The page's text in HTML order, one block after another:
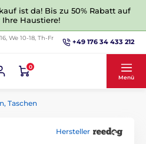
ist da! Bis zu 50% Rabatt auf
Haustiere!
We 10-18, Th-Fr
+49 176 34 433 212
0
Menü
Taschen
Hersteller